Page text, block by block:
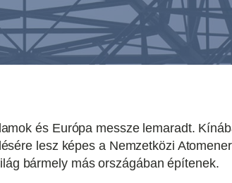
és Európa messze lemaradt.
lesz képes a Nemzetközi
bármely más országában építenek.